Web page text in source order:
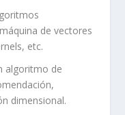
de vectores
etc.
algoritmo de
dimensional.